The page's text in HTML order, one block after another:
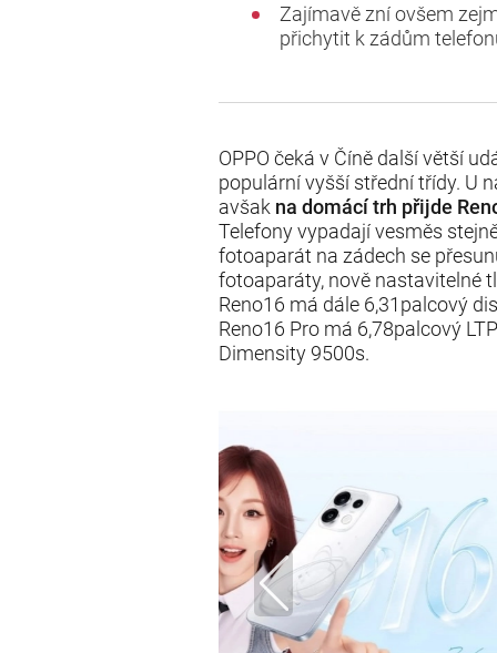
Zajímavě zní ovšem
přichytit k zádům
OPPO čeká v Číně další větší
populární vyšší střední třídy. U
avšak na domácí trh přijde
Telefony vypadají vesměs
fotoaparát na zádech se
fotoaparáty, nově nastavitelné
Reno16 má dále 6,31palcový
Reno16 Pro má 6,78palcový
Dimensity 9500s.